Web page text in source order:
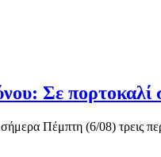
Σε
Πέμπτη (6/08) τρεις